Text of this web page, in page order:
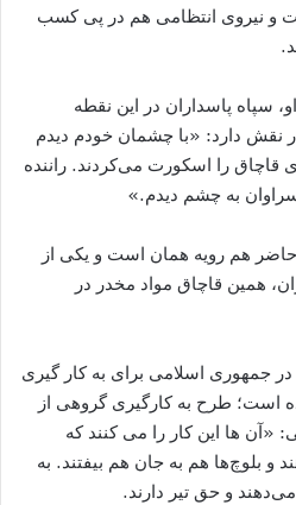
و نیروی انتظامی هم در پی کسب
سپاه پاسداران در این نقطه
نقش دارد: «با چشمان خودم دیدم
قاچاق را اسکورت می‌کردند. راننده
حاضر هم رویه همان است و یکی از
همین قاچاق مواد مخدر در
جمهوری اسلامی برای به کار گیری
است؛ طرح به کارگیری گروهی از
«آن ها این کار را می کنند ‌که
و بلوچ‌ها هم به جان هم بیفتند. به
و حق تیر دارند.